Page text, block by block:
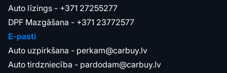
Auto līzings - +371 27255277
DPF Mazgāšana - +371 23772577
E-pasti
Auto uzpirkšana - perkam@carbuy.lv
Auto tirdzniecība - pardodam@carbuy.lv